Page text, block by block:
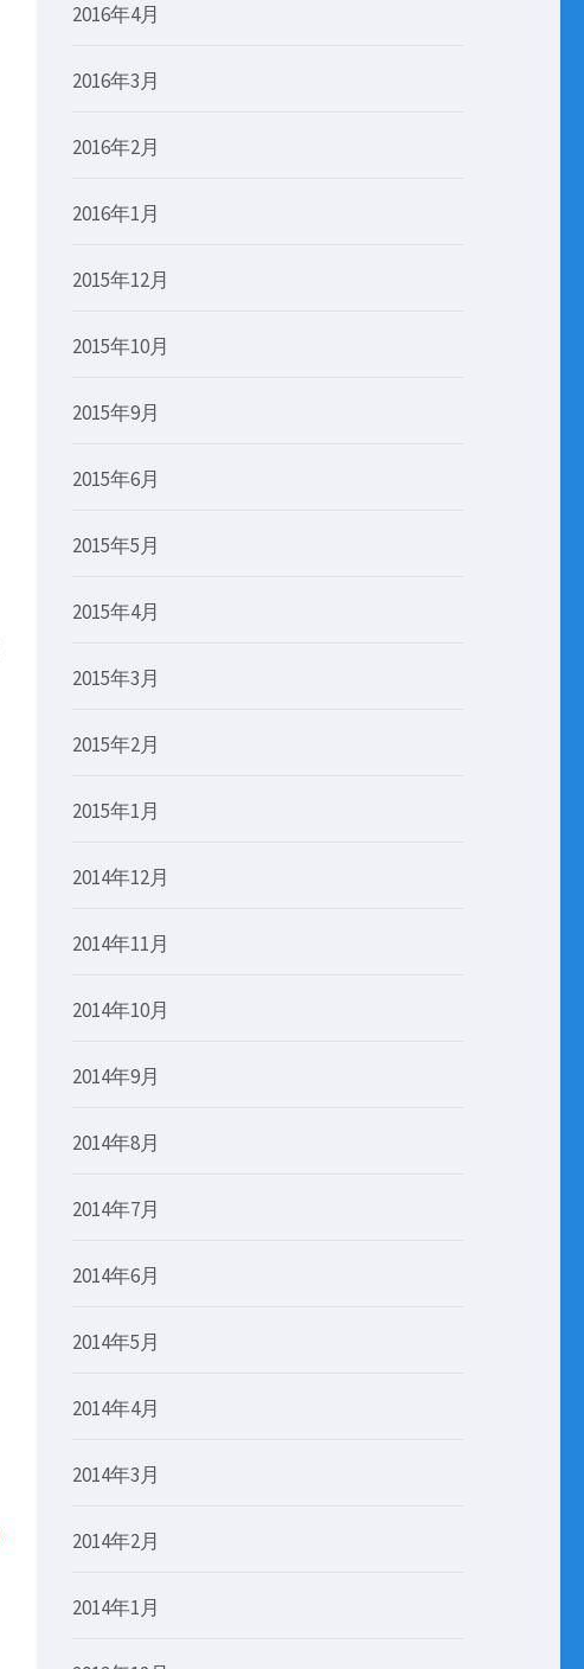
2016年4月
2016年3月
2016年2月
2016年1月
2015年12月
2015年10月
2015年9月
2015年6月
2015年5月
2015年4月
2015年3月
2015年2月
2015年1月
2014年12月
2014年11月
2014年10月
2014年9月
2014年8月
2014年7月
2014年6月
2014年5月
2014年4月
2014年3月
2014年2月
2014年1月